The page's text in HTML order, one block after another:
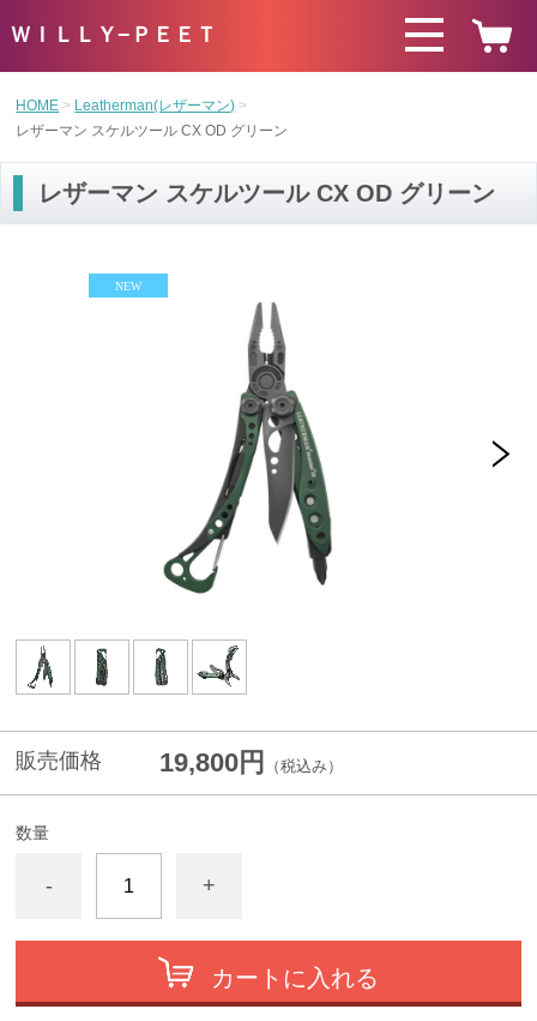
ＷＩＬＬＹ−ＰＥＥＴ
HOME
Leatherman(レザーマン)
レザーマン スケルツール CX OD グリーン
レザーマン スケルツール CX OD グリーン
販売価格 19,800円 （税込み）
数量
- +
カートに入れる